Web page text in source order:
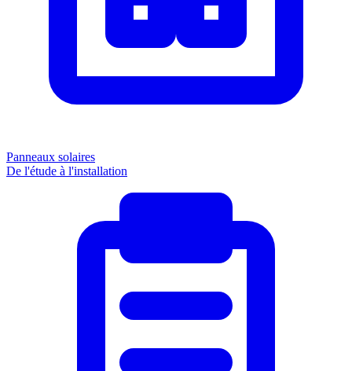
Panneaux solaires
De l'étude à l'installation